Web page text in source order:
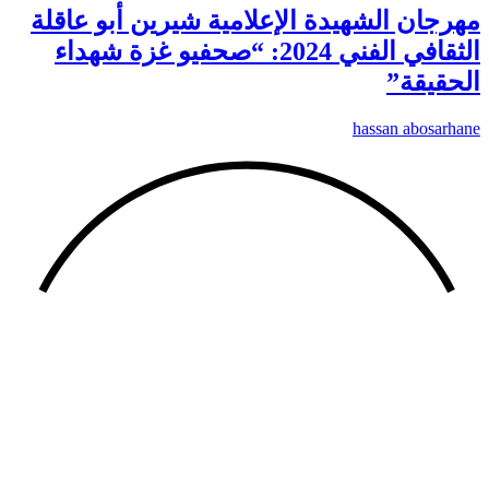
مهرجان الشهيدة الإعلامية شيرين أبو عاقلة
الثقافي الفني 2024: “صحفيو غزة شهداء
الحقيقة”
hassan abosarhane